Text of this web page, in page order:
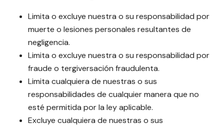
Limita o excluye nuestra o su responsabilidad por
muerte o lesiones personales resultantes de
negligencia.
Limita o excluye nuestra o su responsabilidad por
fraude o tergiversación fraudulenta.
Limita cualquiera de nuestras o sus
responsabilidades de cualquier manera que no
esté permitida por la ley aplicable.
Excluye cualquiera de nuestras o sus